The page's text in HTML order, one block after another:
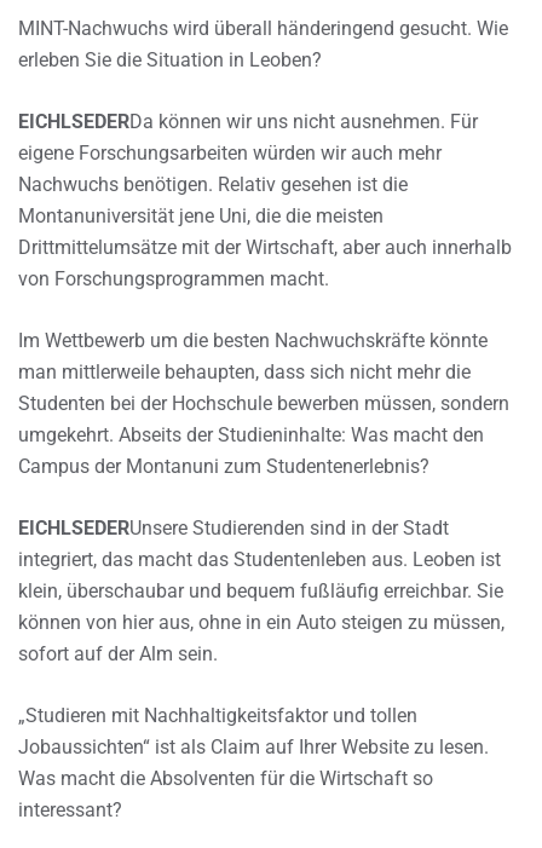
MINT-Nachwuchs wird überall händeringend gesucht. Wie
erleben Sie die Situation in Leoben?
EICHLSEDERDa können wir uns nicht ausnehmen. Für
eigene Forschungsarbeiten würden wir auch mehr
Nachwuchs benötigen. Relativ gesehen ist die
Montanuniversität jene Uni, die die meisten
Drittmittelumsätze mit der Wirtschaft, aber auch innerhalb
von Forschungsprogrammen macht.
Im Wettbewerb um die besten Nachwuchskräfte könnte
man mittlerweile behaupten, dass sich nicht mehr die
Studenten bei der Hochschule bewerben müssen, sondern
umgekehrt. Abseits der Studieninhalte: Was macht den
Campus der Montanuni zum Studentenerlebnis?
EICHLSEDERUnsere Studierenden sind in der Stadt
integriert, das macht das Studentenleben aus. Leoben ist
klein, überschaubar und bequem fußläufig erreichbar. Sie
können von hier aus, ohne in ein Auto steigen zu müssen,
sofort auf der Alm sein.
„Studieren mit Nachhaltigkeitsfaktor und tollen
Jobaussichten“ ist als Claim auf Ihrer Website zu lesen.
Was macht die Absolventen für die Wirtschaft so
interessant?